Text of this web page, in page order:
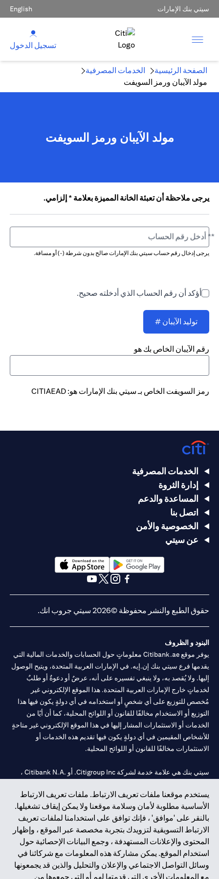
سيتي بنك الإمارات English
تسجيل الدخول
الصفحة الرئيسية
الخدمات المصرفية
مولد الآيبان ورمز السويفت
مولد الآيبان ورمز السويفت
يرجى ملاحظة أن تعبئة الخانة المميزة بعلامة * إلزامي.
يرجى إدخال رقم حساب سيتي بنك الإمارات صالح بدون شرطة (-) أو مسافة.
** أدخل رقم الحساب
أؤكد أن رقم الحساب الذي أدخلته صحيح.
توليد الآيبان #
رقم الآيبان الخاص بك هو
رمز السويفت الخاص بـ سيتي بنك الإمارات هو: CITIAEAD
يستخدم موقعنا ملفات تعريف الارتباط. ملفات تعريف الارتباط
الأساسية مطلوبة لأمان وسلامة موقعنا ولا يمكن إيقاف تشغيلها.
بالنقر على 'موافق' ، فإنك توافق على استخدامنا لملفات تعريف
الارتباط التسويقية لتزويدك بتجربة مخصصة عبر الموقع ، وإظهار
المحتوى والإعلانات المستهدفة ، وجمع البيانات الإحصائية حول
استخدام الموقع. يمكن مشاركة هذه المعلومات مع شركائنا في
وسائل التواصل الاجتماعي والإعلان والتحليل والذين قد يجمعونها
مع المعلومات الأخرى التي قدمتها لهم أو التي جمعوها من
الخدمات المصرفية
إدارة الثروة
المساعدة والدعم
اتصل بنا
الخصوصية والأمن
عن سيتي
opens in a new tab
opens in a new tab
حقوق الطبع والنشر محفوظة ©2026 سيتي جروب انك.
البنود و الظروف
يوفر موقع Citibank.ae معلوماتٍ حول الحسابات والخدمات المالية التي
يقدمها فرع سيتي بنك إن.إيه. في الإمارات العربية المتحدة، ويتيح الوصول
إليها. ولا يُقصد به، ولا ينبغي تفسيره على أنه، عرضٌ أو دعوةٌ أو طلبٌ
لخدماتٍ خارج الإمارات العربية المتحدة. هذا الموقع الإلكتروني غير
مُخصص للتوزيع على أي شخصٍ أو استخدامه في أي دولةٍ يكون فيها هذا
التوزيع أو الاستخدام مخالفًا للقانون أو اللوائح المحلية، كما أن أيًا من
الخدمات أو الاستثمارات المشار إليها في هذا الموقع الإلكتروني غير متاحةٍ
للأشخاص المقيمين في أي دولةٍ يكون فيها تقديم هذه الخدمات أو
الاستثمارات مخالفًا للقانون أو اللوائح المحلية.
سيتي بنك هي علامة خدمة لشركة Citigroup Inc. أو .Citibank N.A ،
سيتي بنك إن. إيه. الإمارات مسجل لدى مصرف الإمارات المركزي تحت
أرقام التراخيص 202563 لفرع الوصل في دبي، 531989 لفرع مول
الإمارات في دبي، و CN-1002019 لفرع أبوظبي. هاتف: 4000 311 04.
فرع سيتي بنك إن إيه - الإمارات العربية المتحدة مرخص من مصرف
الإمارات العربية المتحدة المركزي كفرع لبنك أجنبي.
سيتي بنك إن إيه الإمارات العربية المتحدة مرخص من هيئة الأوراق المالية